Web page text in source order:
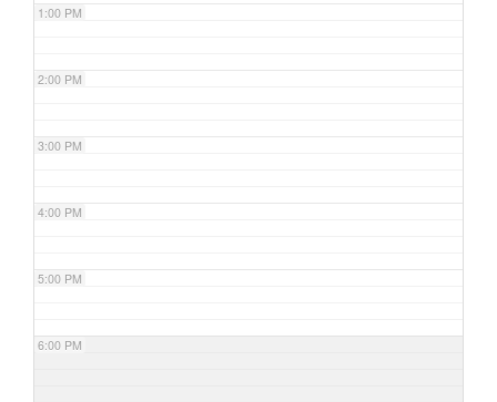
1:00 PM
2:00 PM
3:00 PM
4:00 PM
5:00 PM
6:00 PM